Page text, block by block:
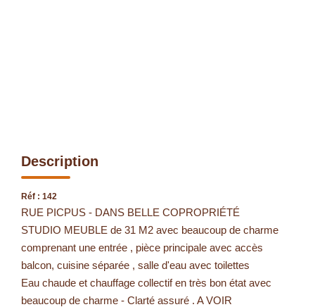
Description
Réf : 142
RUE PICPUS - DANS BELLE COPROPRIÉTÉ
STUDIO MEUBLE de 31 M2 avec beaucoup de charme
comprenant une entrée , pièce principale avec accès
balcon, cuisine séparée , salle d'eau avec toilettes
Eau chaude et chauffage collectif en très bon état avec
beaucoup de charme - Clarté assuré . A VOIR